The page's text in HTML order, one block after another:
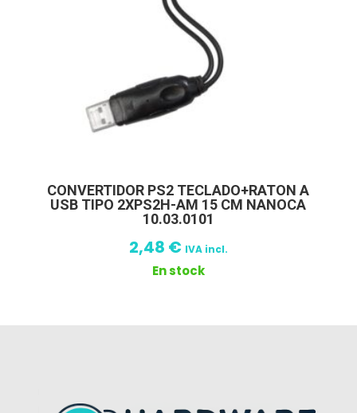
CONVERTIDOR PS2 TECLADO+RATON A
USB TIPO 2XPS2H-AM 15 CM NANOCA
10.03.0101
2,48 € IVA incl.
En stock